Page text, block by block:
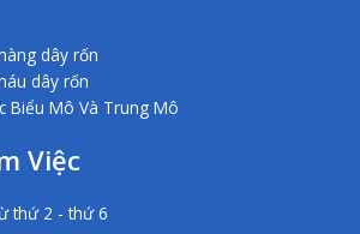
dây rốn
dây rốn
Biểu Mô Và Trung Mô
Việc
thứ 2 - thứ 6